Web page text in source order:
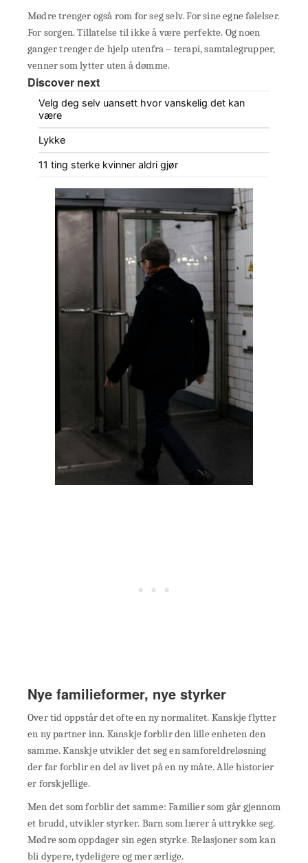
Mødre trenger også rom for seg selv. For sine egne følelser.
For sorgen. Tillatelse til ikke å være perfekte. Og noen
ganger trenger de hjelp utenfra – terapi, samtalegrupper,
venner som lytter uten å dømme.
Discover next
Velg deg selv uansett hvor vanskelig det kan
være
Lykke
11 ting sterke kvinner aldri gjør
Nye familieformer, nye styrker
Over tid oppstår det ofte en ny normalitet. Kanskje flytter
en ny partner inn. Kanskje forblir den lille enheten den
samme. Kanskje utvikler det seg en samforeldreløsning
der far forblir en del av livet på en ny måte. Alle historier
er forskjellige.
Men det som forblir det samme: Familier som går gjennom
et brudd, utvikler styrker. Barn som lærer å uttrykke seg.
Mødre som oppdager sin egen styrke. Relasjoner som kan
bli dypere, tydeligere og mer ærlige.